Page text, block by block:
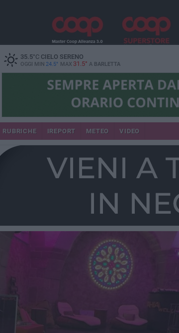
35.5°CCIELO SERENO
OGGI MIN 24.5° MAX 31.5° A BARLETTA
RUBRICHE IREPORT METEO VIDEO